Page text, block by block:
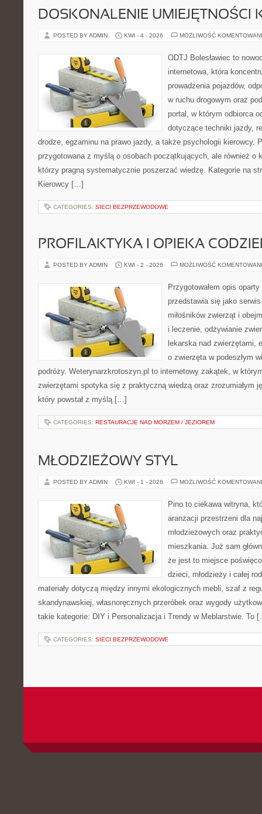
DOSKONALENIE UMIEJĘTNOŚCI
POSTED BY ADMIN KWI - 4 - 2026 MOŻLIWOŚĆ
ODTJ Bolesławiec to
internetowa, która
prowadzenia pojazdów,
w ruchu drogowym oraz
portal, w którym odbiorca
dotyczące techniki jazdy,
drodze, egzaminu na prawo jazdy, a także psychologii kierowcy.
przygotowana z myślą o osobach początkujących, ale również o
którzy pragną systematycznie poszerzać wiedzę. Kategorie na
Kierowcy […]
CATEGORIES: SIECI BEZPRZEWODOWE
PROFILAKTYKA I OPIEKA
POSTED BY ADMIN KWI - 2 - 2026 MOŻLIWOŚĆ
Przygotowałem opis
przedstawia się jako
miłośników zwierząt i
i leczenie, odżywianie
lekarska nad zwierzętami,
o zwierzęta w podeszłym
podróży. Weterynarzkrotoszyn.pl to internetowy zakątek, w
zwierzętami spotyka się z praktyczną wiedzą oraz zrozumiałym
który powstał z myślą […]
CATEGORIES: RESTAURACJE NAD MORZEM / JEZIOREM
MŁODZIEŻOWY STYL
POSTED BY ADMIN KWI - 1 - 2026 MOŻLIWOŚĆ
Pino to ciekawa witryna,
aranżacji przestrzeni dla
młodzieżowych oraz
mieszkania. Już sam
że jest to miejsce
dzieci, młodzieży i całej
materiały dotyczą między innymi ekologicznych mebli, szaf z
skandynawskiej, własnoręcznych przeróbek oraz wygody
takie kategorie: DIY i Personalizacja i Trendy w Meblarstwie. To
CATEGORIES: SIECI BEZPRZEWODOWE